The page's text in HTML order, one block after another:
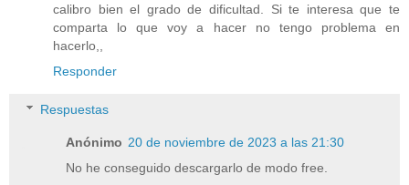
calibro bien el grado de dificultad. Si te interesa que te
comparta lo que voy a hacer no tengo problema en
hacerlo,,
Responder
Respuestas
Anónimo 20 de noviembre de 2023 a las 21:30
No he conseguido descargarlo de modo free.